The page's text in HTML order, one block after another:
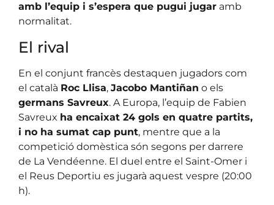
amb l’equip i s’espera que pugui jugar amb
normalitat.
El rival
En el conjunt francès destaquen jugadors com
el català Roc Llisa, Jacobo Mantiñan o els
germans Savreux. A Europa, l’equip de Fabien
Savreux ha encaixat 24 gols en quatre partits,
i no ha sumat cap punt, mentre que a la
competició domèstica són segons per darrere
de La Vendéenne. El duel entre el Saint-Omer i
el Reus Deportiu es jugarà aquest vespre (20:00
h).